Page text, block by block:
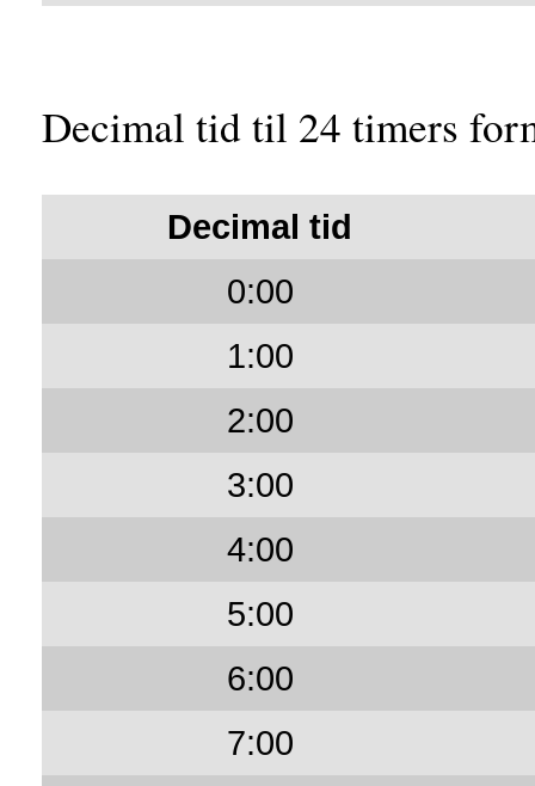
Decimal tid til 24 timers
Decimal tid
0:00
1:00
2:00
3:00
4:00
5:00
6:00
7:00